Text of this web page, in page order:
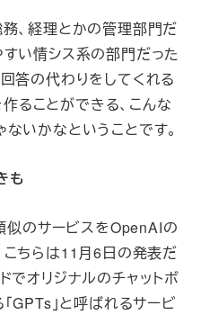
、経理とかの管理部門だ
い情シス系の部門だった
答の代わりをしてくれる
ることができる、こんな
いかなということです。
も
のサービスをOpenAIの
こちらは11月6日の発表だ
でオリジナルのチャットボ
GPTs」と呼ばれるサービ